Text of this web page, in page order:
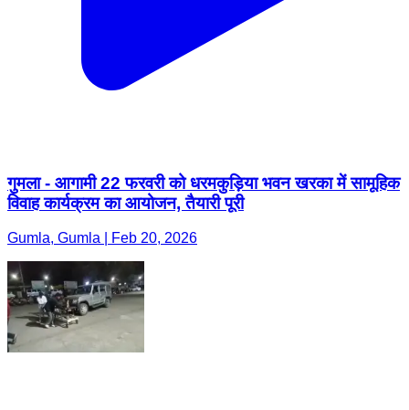
गुमला - आगामी 22 फरवरी को धरमकुड़िया भवन खरका में सामूहिक
विवाह कार्यक्रम का आयोजन, तैयारी पूरी
Gumla, Gumla | Feb 20, 2026